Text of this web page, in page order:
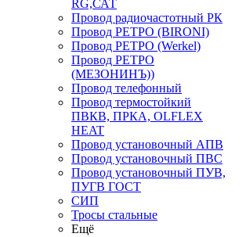
RG,САТ
Провод радиочастотный РК
Провод РЕТРО (BIRONI)
Провод РЕТРО (Werkel)
Провод РЕТРО
(МЕЗОНИНЪ))
Провод телефонный
Провод термостойкий
ПВКВ, ПРКА, OLFLEX
HEAT
Провод установочный АПВ
Провод установочный ПВС
Провод установочный ПУВ,
ПУГВ ГОСТ
СИП
Тросы стальные
Ещё